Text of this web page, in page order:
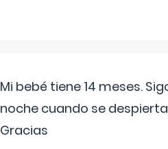
Mi bebé tiene 14 meses.
noche cuando se
Gracias